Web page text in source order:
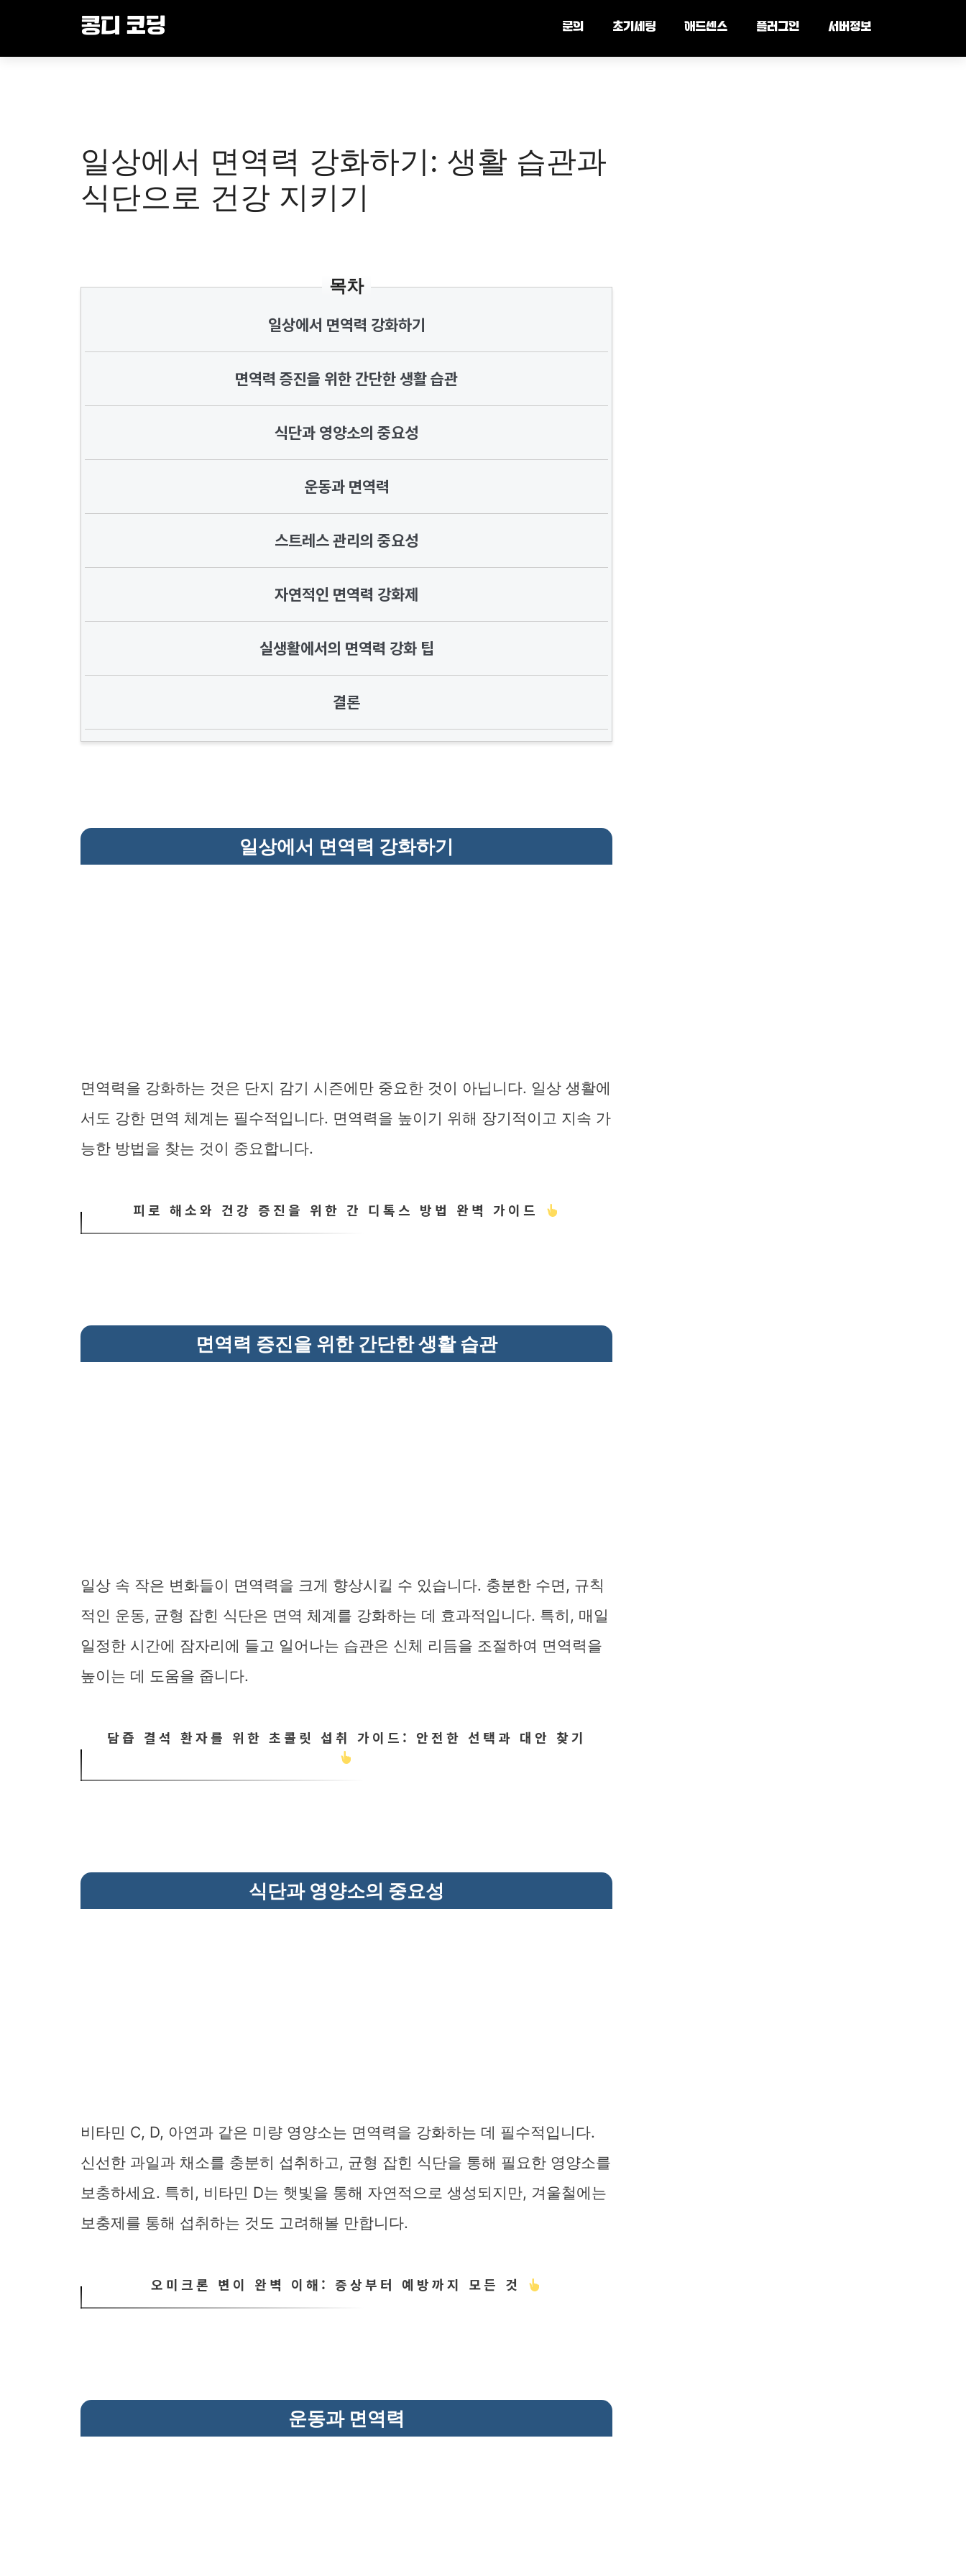
콩디 코딩 문의 초기세팅 애드센스 플러그인 서버정보
일상에서 면역력 강화하기: 생활 습관과
식단으로 건강 지키기
목차
일상에서 면역력 강화하기
면역력 증진을 위한 간단한 생활 습관
식단과 영양소의 중요성
운동과 면역력
스트레스 관리의 중요성
자연적인 면역력 강화제
실생활에서의 면역력 강화 팁
결론
일상에서 면역력 강화하기
면역력을 강화하는 것은 단지 감기 시즌에만 중요한 것이 아닙니다. 일상 생활에
서도 강한 면역 체계는 필수적입니다. 면역력을 높이기 위해 장기적이고 지속 가
능한 방법을 찾는 것이 중요합니다.
피로 해소와 건강 증진을 위한 간 디톡스 방법 완벽 가이드
면역력 증진을 위한 간단한 생활 습관
일상 속 작은 변화들이 면역력을 크게 향상시킬 수 있습니다. 충분한 수면, 규칙
적인 운동, 균형 잡힌 식단은 면역 체계를 강화하는 데 효과적입니다. 특히, 매일
일정한 시간에 잠자리에 들고 일어나는 습관은 신체 리듬을 조절하여 면역력을
높이는 데 도움을 줍니다.
담즙 결석 환자를 위한 초콜릿 섭취 가이드: 안전한 선택과 대안 찾기
식단과 영양소의 중요성
비타민 C, D, 아연과 같은 미량 영양소는 면역력을 강화하는 데 필수적입니다.
신선한 과일과 채소를 충분히 섭취하고, 균형 잡힌 식단을 통해 필요한 영양소를
보충하세요. 특히, 비타민 D는 햇빛을 통해 자연적으로 생성되지만, 겨울철에는
보충제를 통해 섭취하는 것도 고려해볼 만합니다.
오미크론 변이 완벽 이해: 증상부터 예방까지 모든 것
운동과 면역력